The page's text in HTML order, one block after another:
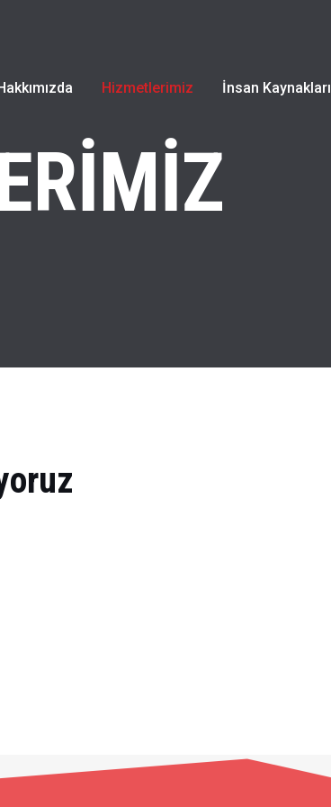
Hizmetlerimiz İnsan Kaynakları